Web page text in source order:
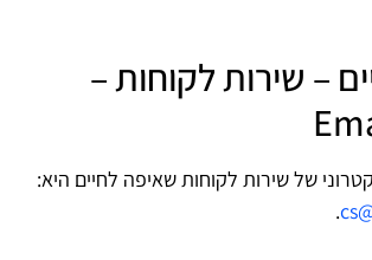
– שירות לקוחות –
של שירות לקוחות שאיפה לחיים היא:
.